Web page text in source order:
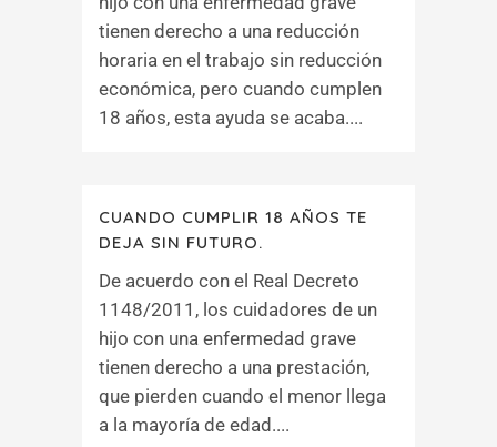
tienen derecho a una reducción
horaria en el trabajo sin reducción
económica, pero cuando cumplen
18 años, esta ayuda se acaba....
CUANDO CUMPLIR 18 AÑOS TE
DEJA SIN FUTURO.
De acuerdo con el Real Decreto
1148/2011, los cuidadores de un
hijo con una enfermedad grave
tienen derecho a una prestación,
que pierden cuando el menor llega
a la mayoría de edad....